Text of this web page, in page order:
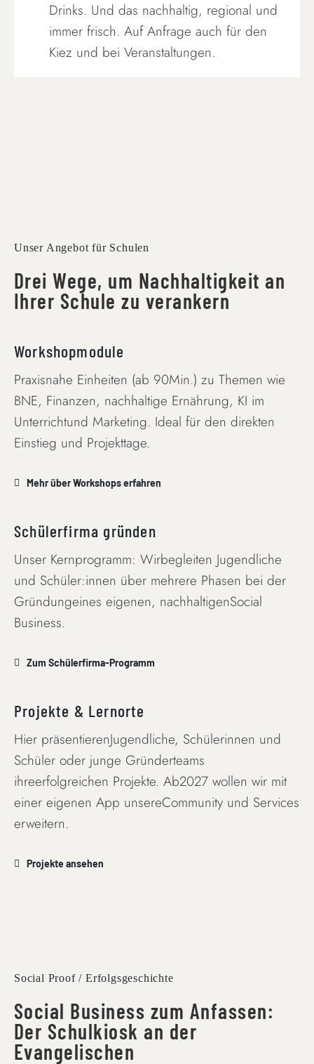
Drinks. Und das nachhaltig, regional und
immer frisch. Auf Anfrage auch für den
Kiez und bei Veranstaltungen.
Unser Angebot für Schulen
Drei Wege, um Nachhaltigkeit an
Ihrer Schule zu verankern
Workshopmodule
Praxisnahe Einheiten (ab 90Min.) zu Themen wie
BNE, Finanzen, nachhaltige Ernährung, KI im
Unterrichtund Marketing. Ideal für den direkten
Einstieg und Projekttage.
Mehr über Workshops erfahren
Schülerfirma gründen
Unser Kernprogramm: Wirbegleiten Jugendliche
und Schüler:innen über mehrere Phasen bei der
Gründungeines eigenen, nachhaltigenSocial
Business.
Zum Schülerfirma-Programm
Projekte & Lernorte
Hier präsentierenJugendliche, Schülerinnen und
Schüler oder junge Gründerteams
ihreerfolgreichen Projekte. Ab2027 wollen wir mit
einer eigenen App unsereCommunity und Services
erweitern.
Projekte ansehen
Social Proof / Erfolgsgeschichte
Social Business zum Anfassen:
Der Schulkiosk an der
Evangelischen